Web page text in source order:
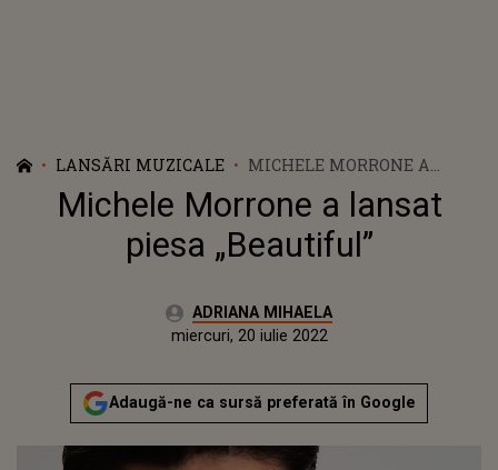
LANSĂRI MUZICALE
MICHELE MORRONE A
LANSAT PIESA „BEAUTIFUL”
Michele Morrone a lansat
piesa „Beautiful”
Autor:ADRIANA MIHAELA
Actualizat:
miercuri, 20 iulie 2022
Adaugă-ne ca sursă preferată în Google